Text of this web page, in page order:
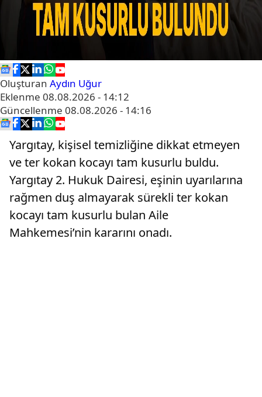
Oluşturan Aydın Uğur
Eklenme 08.08.2026 - 14:12
Güncellenme 08.08.2026 - 14:16
Yargıtay, kişisel temizliğine dikkat etmeyen
ve ter kokan kocayı tam kusurlu buldu.
Yargıtay 2. Hukuk Dairesi, eşinin uyarılarına
rağmen duş almayarak sürekli ter kokan
kocayı tam kusurlu bulan Aile
Mahkemesi’nin kararını onadı.